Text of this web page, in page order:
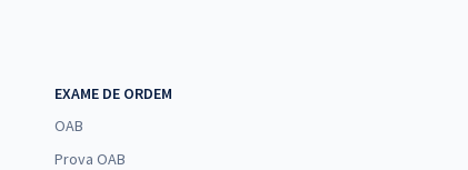
EXAME DE ORDEM
OAB
Prova OAB